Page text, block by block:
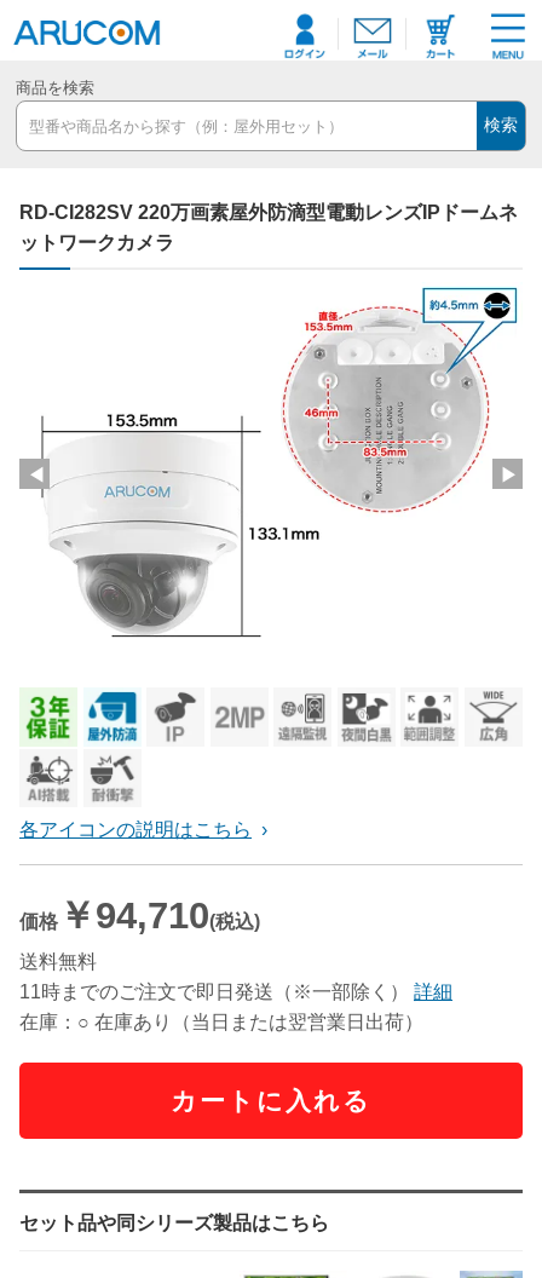
商品を検索
検索
RD-CI282SV 220万画素屋外防滴型電動レンズIPドームネ
ットワークカメラ
◀ ▶
各アイコンの説明はこちら
価格 ￥94,710(税込)
送料無料
11時までのご注文で即日発送（※一部除く）
詳細
在庫：○ 在庫あり（当日または翌営業日出荷）
カートに入れる
セット品や同シリーズ製品はこちら